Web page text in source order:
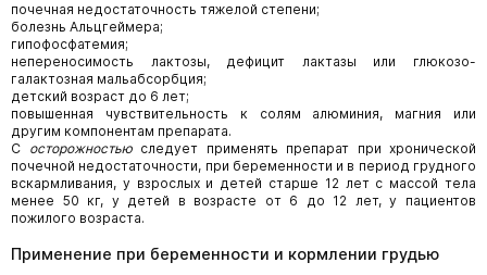
почечная недостаточность тяжелой степени;
болезнь Альцгеймера;
гипофосфатемия;
непереносимость лактозы, дефицит лактазы или глюкозо-
галактозная мальабсорбция;
детский возраст до 6 лет;
повышенная чувствительность к солям алюминия, магния или
другим компонентам препарата.
С осторожностью следует применять препарат при хронической
почечной недостаточности, при беременности и в период грудного
вскармливания, у взрослых и детей старше 12 лет с массой тела
менее 50 кг, у детей в возрасте от 6 до 12 лет, у пациентов
пожилого возраста.
Применение при беременности и кормлении грудью